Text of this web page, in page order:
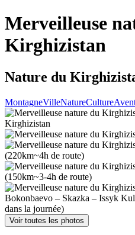
Merveilleuse
Kirghizistan
Nature du
MontagneVilleNatureCulture
Voir toutes les photos